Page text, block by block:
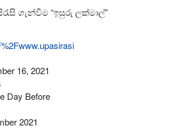
ගැන්වීම “ඉසුරු ලක්මාල්”
16, 2021
Day Before
2021